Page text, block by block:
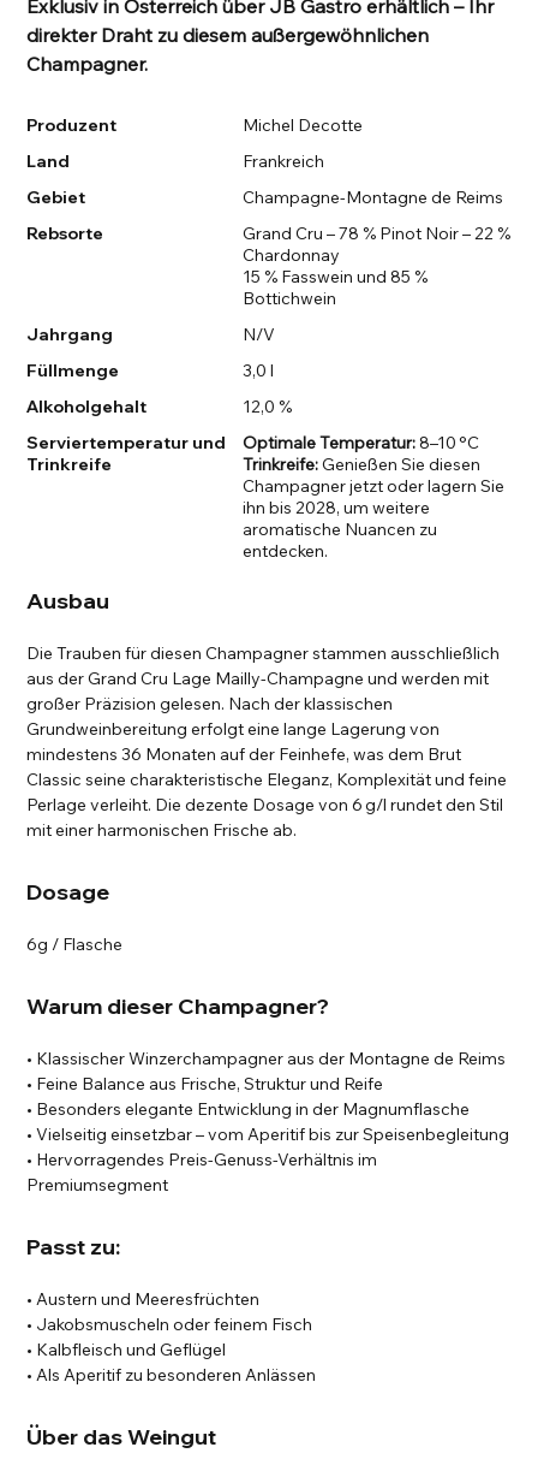
Exklusiv in Österreich über JB Gastro erhältlich – Ihr
direkter Draht zu diesem außergewöhnlichen
Champagner.
Produzent
Michel Decotte
Land
Frankreich
Gebiet
Champagne-Montagne de Reims
Rebsorte
Grand Cru – 78 % Pinot Noir – 22 %
Chardonnay
15 % Fasswein und 85 %
Bottichwein
Jahrgang
N/V
Füllmenge
3,0 l
Alkoholgehalt
12,0 %
Serviertemperatur und
Trinkreife
Optimale Temperatur:8–10 °C
Trinkreife:Genießen Sie diesen
Champagner jetzt oder lagern Sie
ihn bis 2028, um weitere
aromatische Nuancen zu
entdecken.
Ausbau
Die Trauben für diesen Champagner stammen ausschließlich
aus der Grand Cru Lage Mailly-Champagne und werden mit
großer Präzision gelesen. Nach der klassischen
Grundweinbereitung erfolgt eine lange Lagerung von
mindestens 36 Monaten auf der Feinhefe, was dem Brut
Classic seine charakteristische Eleganz, Komplexität und feine
Perlage verleiht. Die dezente Dosage von 6 g/l rundet den Stil
mit einer harmonischen Frische ab.
Dosage
6g / Flasche
Warum dieser Champagner?
• Klassischer Winzerchampagner aus der Montagne de Reims
• Feine Balance aus Frische, Struktur und Reife
• Besonders elegante Entwicklung in der Magnumflasche
• Vielseitig einsetzbar – vom Aperitif bis zur Speisenbegleitung
• Hervorragendes Preis-Genuss-Verhältnis im
Premiumsegment
Passt zu:
• Austern und Meeresfrüchten
• Jakobsmuscheln oder feinem Fisch
• Kalbfleisch und Geflügel
• Als Aperitif zu besonderen Anlässen
Über das Weingut